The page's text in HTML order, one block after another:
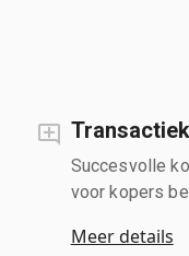
Succesvolle
voor kopers
Meer details